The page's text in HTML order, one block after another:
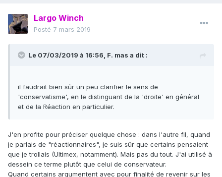
Largo Winch
Posté 7 mars 2019
Le 07/03/2019 à 16:56, F. mas a dit :
il faudrait bien sûr un peu clarifier le sens de
'conservatisme', en le distinguant de la 'droite' en général
et de la Réaction en particulier.
J'en profite pour préciser quelque chose : dans l'autre fil, quand
je parlais de "réactionnaires", je suis sûr que certains pensaient
que je trollais (Ultimex, notamment). Mais pas du tout. J'ai utilisé à
dessein ce terme plutôt que celui de conservateur.
Quand certains argumentent avec pour finalité de revenir sur les